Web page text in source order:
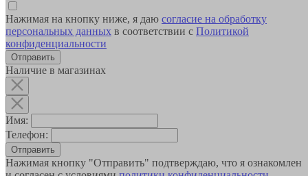
Нажимая на кнопку ниже, я даю согласие на обработку
персональных данных в соответствии с Политикой
конфиденциальности
Наличие в магазинах
Имя:
Телефон:
Отправить
Нажимая кнопку "Отправить" подтверждаю, что я ознакомлен